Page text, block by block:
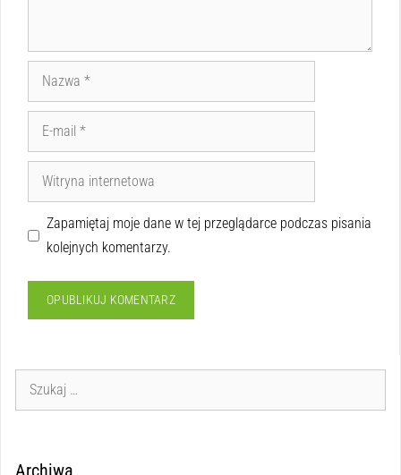
Zapamiętaj moje dane w tej przeglądarce podczas pisania
kolejnych komentarzy.